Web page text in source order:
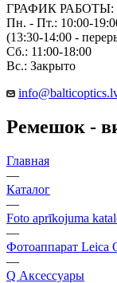
ГРАФИК РАБОТЫ:
Пн. - Пт.: 10:00-
(13:30-14:00 -
Сб.: 11:00-18:00
Вс.: Закрыто
Ремешок -
Главная
—
Каталог
—
Foto aprīkojuma
—
Фотоаппарат Leica
—
Q Аксессуары